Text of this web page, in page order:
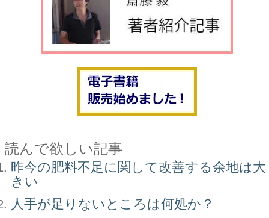
読んで欲しい記事
昨今の肥料不足に関して改善する余地は大
きい
人手が足りないところは何処か？